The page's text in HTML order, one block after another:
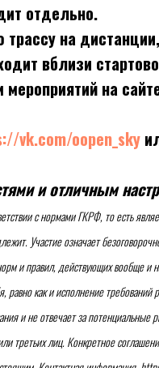
отдельно.
на
вблизи
на
vk.com/oopen_sky
и отличным
с нормами ГКРФ, то есть
Участие означает
и правил, действующих вообще и
как и исполнение
и не отвечает за потенциальные
третьих лиц. Конкретное